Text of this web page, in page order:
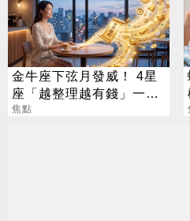
金牛座下弦月發威！ 4星
座「越整理越有錢」一路
旺運到10月
焦點